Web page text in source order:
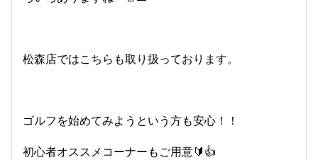
松森店ではこちらも取り扱っております。
ゴルフを始めてみようという方も安心！！
初心者オススメコーナーもご用意🔰👍